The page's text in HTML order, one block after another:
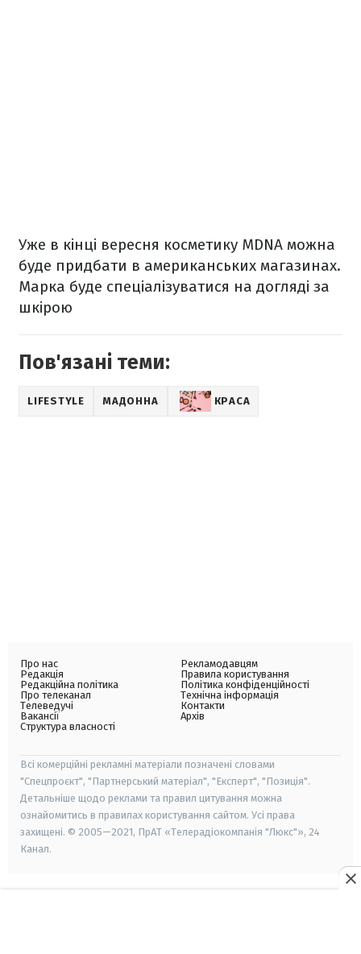
Уже в кінці вересня косметику MDNA можна
буде придбати в американських магазинах.
Марка буде спеціалізуватися на догляді за
шкірою
Пов'язані теми:
LIFESTYLE МАДОННА КРАСА
Про нас
Редакція
Редакційна політика
Про телеканал
Телеведучі
Вакансії
Структура власності
Рекламодавцям
Правила користування
Політика конфіденційності
Технічна інформація
Контакти
Архів
Всі комерційні рекламні матеріали позначені словами
"Спецпроєкт", "Партнерський матеріал", "Експерт", "Позиція".
Детальніше щодо реклами та правил цитування можна
ознайомитись в правилах користування сайтом. Усі права
захищені. © 2005—2021, ПрАТ «Телерадіокомпанія "Люкс"», 24
Канал.